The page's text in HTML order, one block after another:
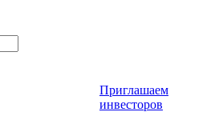
Приглашаем
инвесторов